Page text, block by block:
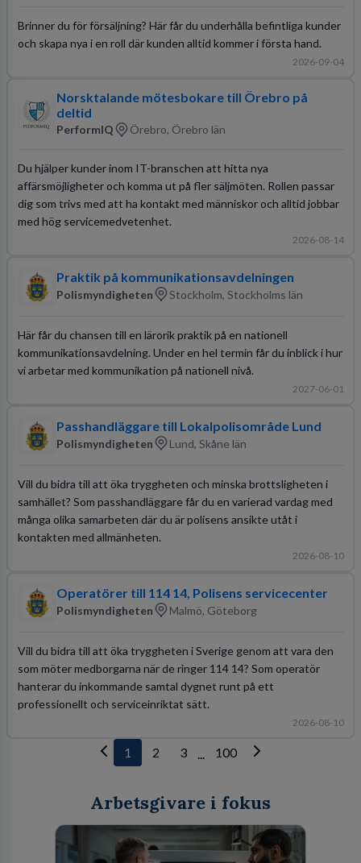
Brinner du för försäljning? Här får du underhålla befintliga kunder
och skapa nya i en roll där kunden alltid kommer i första hand.
2026-09-04
Norsktalande mötesbokare till Örebro på
deltid
PerformIQ Örebro, Örebro län
Du hjälper kunder inom IT-branschen att hitta nya
affärsmöjligheter och komma ut på fler säljmöten. Rollen passar
dig som trivs med att ha kontakt med människor och alltid jobbar
med hög servicemedvetenhet.
2026-08-14
Praktik på kommunikationsavdelningen
Polismyndigheten Stockholm, Stockholms län
Här får du chansen till en lärorik praktik på en nationell
kommunikationsavdelning. Under en hel termin får du inblick i hur
vi arbetar med kommunikation på nationell nivå.
2027-06-01
Passhandläggare till Lokalpolisområde Lund
Polismyndigheten Lund, Skåne län
Vill du bidra till att öka tryggheten och minska brottsligheten i
samhället? Som passhandläggare får du en varierad vardag med
många olika samarbeten där du är polisens ansikte utåt i
kontakten med allmänheten.
2026-08-10
Operatörer till 114 14, Polisens servicecenter
Polismyndigheten Malmö, Göteborg
Vill du bidra till att öka tryggheten i Sverige genom att vara den
som möter medborgarna när de ringer 114 14? Som operatör
hanterar du inkommande samtal dygnet runt på ett
professionellt och serviceinriktat sätt.
2026-08-10
1 2 3 ... 100
Arbetsgivare i fokus